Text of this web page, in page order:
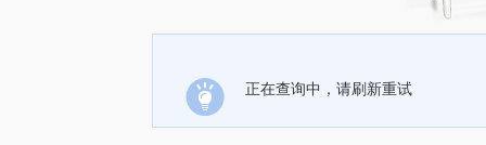
正在查询中，请刷新重试